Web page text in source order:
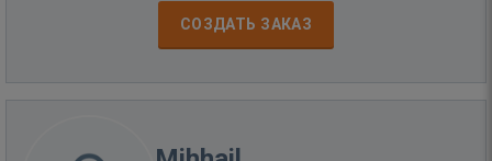
СОЗДАТЬ ЗАКАЗ